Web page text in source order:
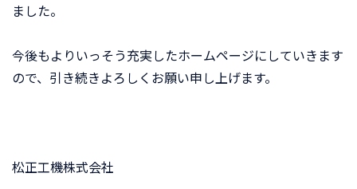
ました。
今後もよりいっそう充実したホームページにしていきます
ので、引き続きよろしくお願い申し上げます。
松正工機株式会社